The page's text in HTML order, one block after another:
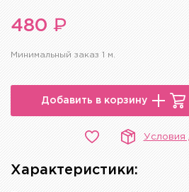
480 ₽
Минимальный заказ 1 м.
Добавить в корзину
Условия
Характеристики: